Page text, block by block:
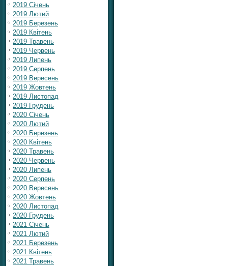
2019 Січень
2019 Лютий
2019 Березень
2019 Квітень
2019 Травень
2019 Червень
2019 Липень
2019 Серпень
2019 Вересень
2019 Жовтень
2019 Листопад
2019 Грудень
2020 Січень
2020 Лютий
2020 Березень
2020 Квітень
2020 Травень
2020 Червень
2020 Липень
2020 Серпень
2020 Вересень
2020 Жовтень
2020 Листопад
2020 Грудень
2021 Січень
2021 Лютий
2021 Березень
2021 Квітень
2021 Травень